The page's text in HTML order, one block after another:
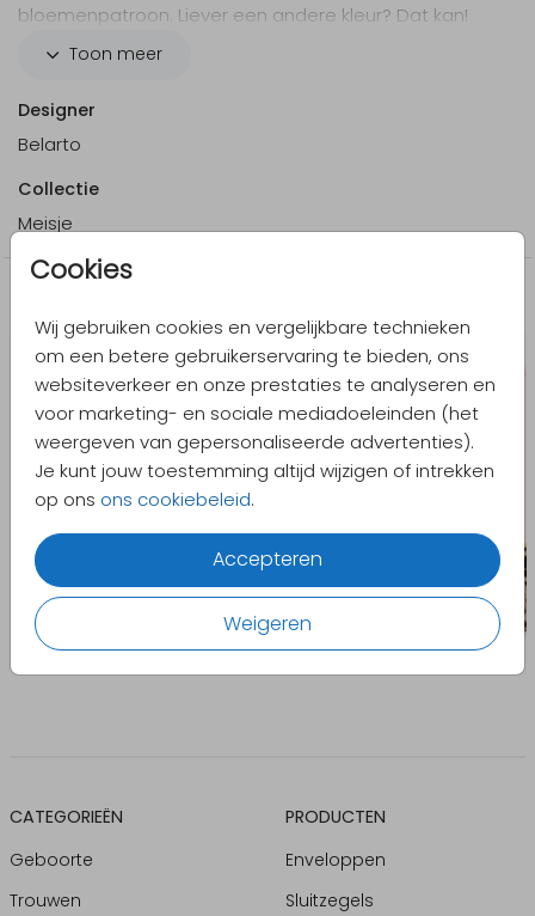
Cookies
Wij gebruiken cookies en vergelijkbare technieken
om een betere gebruikerservaring te bieden, ons
websiteverkeer en onze prestaties te analyseren en
voor marketing- en sociale mediadoeleinden (het
weergeven van gepersonaliseerde advertenties).
Je kunt jouw toestemming altijd wijzigen of intrekken
op ons ons cookiebeleid.
Accepteren
Weigeren
bloemenpatroon. Liever een andere kleur? Dat kan!
Maak er helemaal je eigen kaartje van in onze online
Toon meer
Designer
Belarto
Collectie
Meisje
CATEGORIEËN
Geboorte
Trouwen
PRODUCTEN
Enveloppen
Sluitzegels